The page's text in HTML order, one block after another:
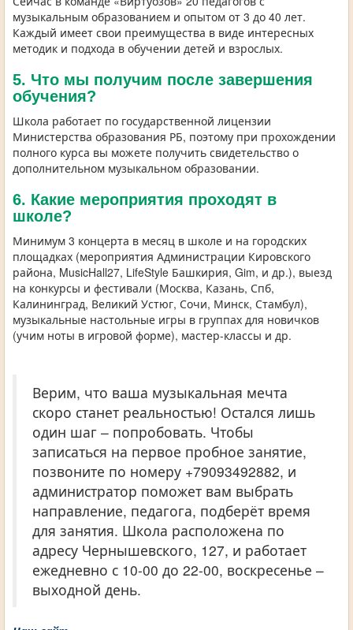
музыкальным образованием и опытом от 3 до 40 лет.
Каждый имеет свои преимущества в виде интересных
методик и подхода в обучении детей и взрослых.
5. Что мы получим после завершения
обучения?
Школа работает по государственной лицензии
Министерства образования РБ, поэтому при прохождении
полного курса вы можете получить свидетельство о
дополнительном музыкальном образовании.
6. Какие мероприятия проходят в
школе?
Минимум 3 концерта в месяц в школе и на городских
площадках (мероприятия Администрации Кировского
района, MusicHall27, LifeStyle Башкирия, Gim, и др.), выезд
на конкурсы и фестивали (Москва, Казань, Спб,
Калининград, Великий Устюг, Сочи, Минск, Стамбул),
музыкальные настольные игры в группах для новичков
(учим ноты в игровой форме), мастер-классы и др.
Верим, что ваша музыкальная мечта
скоро станет реальностью! Остался лишь
один шаг – попробовать. Чтобы
записаться на первое пробное занятие,
позвоните по номеру +79093492882, и
администратор поможет вам выбрать
направление, педагога, подберёт время
для занятия. Школа расположена по
адресу Чернышевского, 127, и работает
ежедневно с 10-00 до 22-00, воскресенье –
выходной день.